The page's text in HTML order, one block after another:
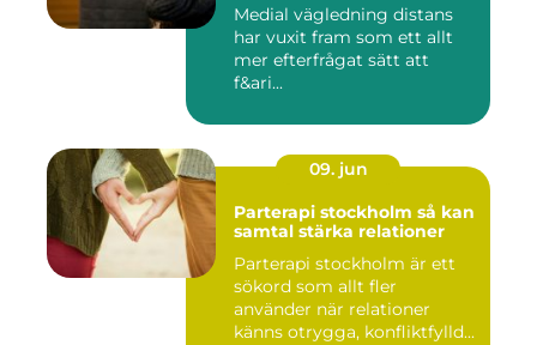
Medial vägledning distans
har vuxit fram som ett allt
mer efterfrågat sätt att
f&ari...
09. jun
Parterapi stockholm så kan
samtal stärka relationer
Parterapi stockholm är ett
sökord som allt fler
använder när relationer
känns otrygga, konfliktfylld...